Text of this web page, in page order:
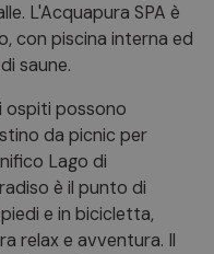
L'Acquapura SPA è
con piscina interna ed
saune.
ospiti possono
da picnic per
Lago di
è il punto di
e in bicicletta,
relax e avventura. Il